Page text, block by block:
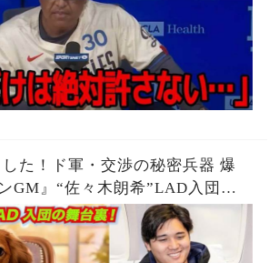
た！ド軍・交渉の秘密兵器 爆
GM』“佐々木朗希”LAD入団の